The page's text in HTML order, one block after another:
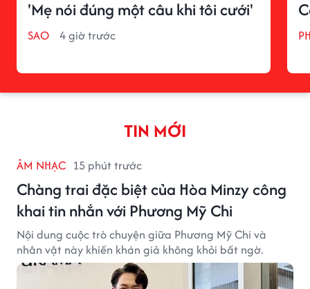
'Mẹ nói đúng một câu khi tôi cưới'
SAO 4 giờ trước
TIN MỚI
ÂM NHẠC 15 phút trước
Chàng trai đặc biệt của Hòa Minzy công
khai tin nhắn với Phương Mỹ Chi
Nội dung cuộc trò chuyện giữa Phương Mỹ Chi và
nhân vật này khiến khán giả không khỏi bất ngờ.